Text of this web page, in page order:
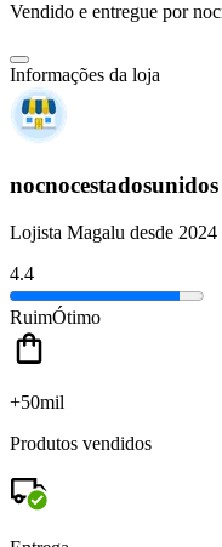
Vendido e entregue por
Informações da loja
nocnocestadosunidos
Lojista Magalu desde 2024
4.4
RuimÓtimo
+50mil
Produtos vendidos